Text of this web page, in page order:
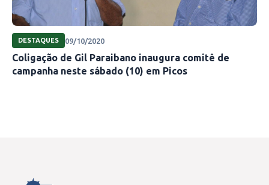
DESTAQUES 09/10/2020
Coligação de Gil Paraibano inaugura comitê de
campanha neste sábado (10) em Picos